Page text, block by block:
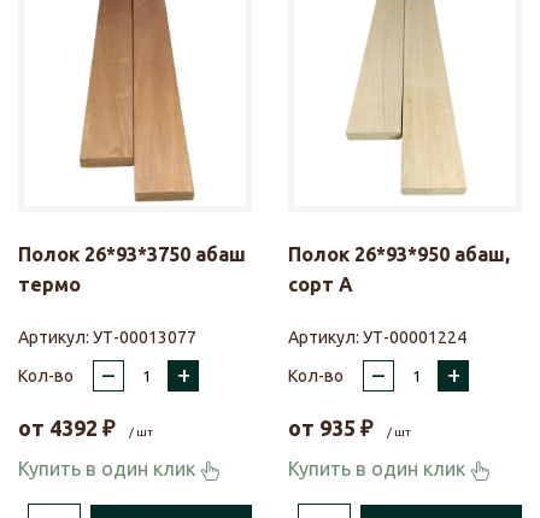
Полок 26*93*3750 абаш
термо
Артикул: УТ-00013077
Кол-во
– +
от 4392 ₽ / шт
Купить в один клик
Полок 26*93*950 абаш,
сорт А
Артикул: УТ-00001224
Кол-во
– +
от 935 ₽ / шт
Купить в один клик